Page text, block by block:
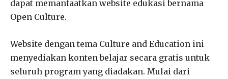
dapat memanfaatkan website edukasi bernama
Open Culture.
Website dengan tema Culture and Education ini
menyediakan konten belajar secara gratis untuk
seluruh program yang diadakan. Mulai dari